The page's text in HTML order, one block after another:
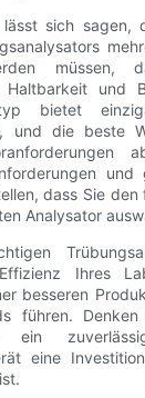
lässt sich sagen,
müssen,
Haltbarkeit und
bietet
und die beste
und
dass Sie
Analysator
Ihres
besseren
führen.
ein
eine